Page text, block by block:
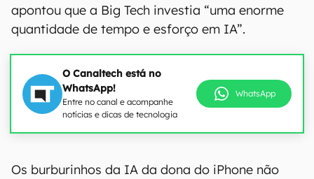
apontou que a Big Tech investia “uma enorme
quantidade de tempo e esforço em IA”.
O Canaltech está no
WhatsApp!
Entre no canal e acompanhe
notícias e dicas de tecnologia
WhatsApp
Os burburinhos da IA da dona do iPhone não